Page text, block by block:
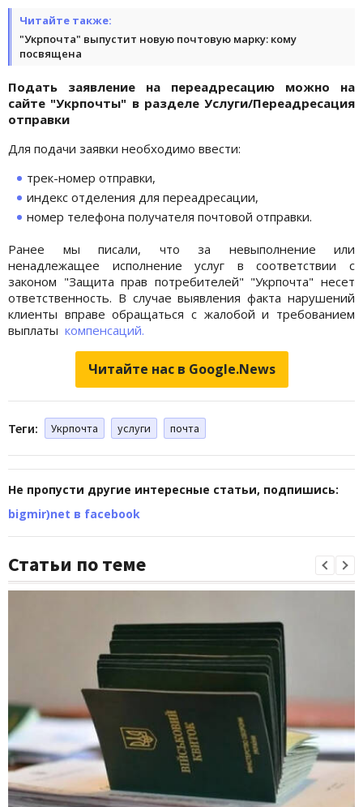
Читайте также:
"Укрпочта" выпустит новую почтовую марку: кому
посвящена
Подать заявление на переадресацию можно на
сайте "Укрпочты" в разделе Услуги/Переадресация
отправки
Для подачи заявки необходимо ввести:
трек-номер отправки,
индекс отделения для переадресации,
номер телефона получателя почтовой отправки.
Ранее мы писали, что за невыполнение или
ненадлежащее исполнение услуг в соответствии с
законом "Защита прав потребителей" "Укрпочта" несет
ответственность. В случае выявления факта нарушений
клиенты вправе обращаться с жалобой и требованием
выплаты компенсаций.
Читайте нас в Google.News
Теги: Укрпочта услуги почта
Не пропусти другие интересные статьи, подпишись:
bigmir)net в facebook
Статьи по теме